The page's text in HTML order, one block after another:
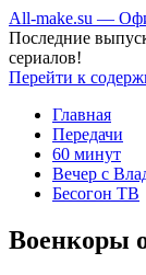
All-make.su —
Последние
сериалов!
Перейти к
Главная
Передачи
60 минут
Вечер с
Бесогон ТВ
Военкоры